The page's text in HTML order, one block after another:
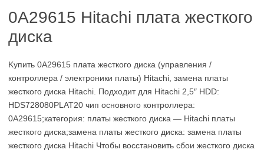
0A29615 Hitachi плата жесткого
диска
Kупить 0A29615 плата жесткого диска (управления /
контроллера / электроники платы) Hitachi, замена платы
жесткого диска Hitachi. Подходит для Hitachi 2,5″ HDD:
HDS728080PLAT20 чип основного контроллера:
0A29615;категория: платы жесткого диска — Hitachi платы
жесткого диска;замена платы жесткого диска: замена платы
жесткого диска Hitachi Чтобы восстановить сбои жесткого диска